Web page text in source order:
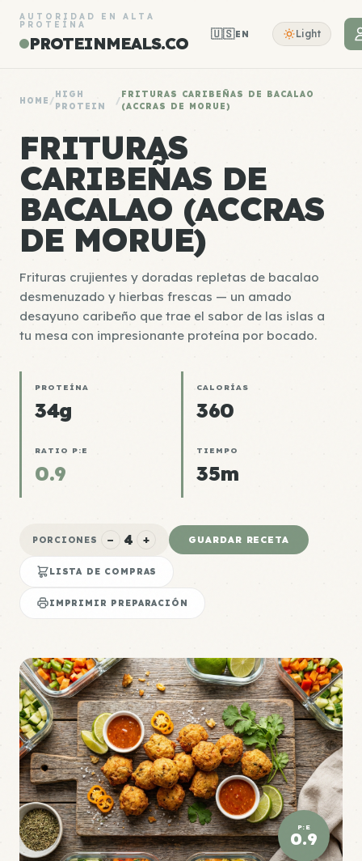
AUTORIDAD EN ALTA
PROTEÍNA
PROTEINMEALS.CO 🇺🇸EN Light
HOME /
HIGH
PROTEIN
/
FRITURAS CARIBEÑAS DE BACALAO
(ACCRAS DE MORUE)
FRITURAS
CARIBEÑAS DE
BACALAO (ACCRAS
DE MORUE)
Frituras crujientes y doradas repletas de bacalao
desmenuzado y hierbas frescas — un amado
desayuno caribeño que trae el sabor de las islas a
tu mesa con impresionante proteína por bocado.
PROTEÍNA
34g
CALORÍAS
360
RATIO P:E
0.9
TIEMPO
35m
PORCIONES − 4 + GUARDAR RECETA
LISTA DE COMPRAS
IMPRIMIR PREPARACIÓN
P:E
0.9